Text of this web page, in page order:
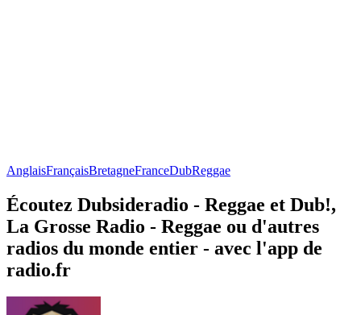
AnglaisFrançaisBretagneFranceDubReggae
Écoutez Dubsideradio - Reggae et Dub!,
La Grosse Radio - Reggae ou d'autres
radios du monde entier - avec l'app de
radio.fr